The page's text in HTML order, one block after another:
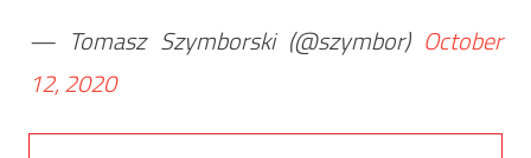
— Tomasz Szymborski (@szymbor) October
12, 2020